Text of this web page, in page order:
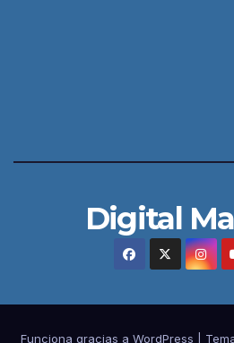
Digital
Funciona gracias a WordPress